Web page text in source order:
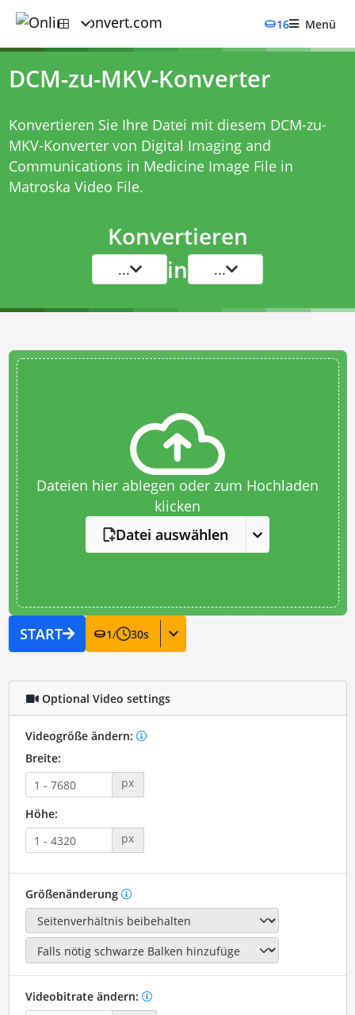
16 Menü
DCM-zu-MKV-Konverter
Konvertieren Sie Ihre Datei mit diesem DCM-zu-
MKV-Konvertervon Digital Imaging and
Communications in Medicine Image File in
Matroska Video File.
Konvertieren
... in ...
Dateien hier ablegen oder zum Hochladen
klicken
Datei auswählen
START 1/ 30s
Optional Video settings
Videogröße ändern:
Breite:
px
Höhe:
px
Größenänderung
Videobitrate ändern: